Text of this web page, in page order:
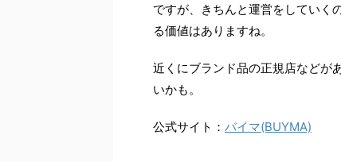
ですが、きちんと運営をしていく
る価値はありますね。
近くにブランド品の正規店などが
いかも。
公式サイト： バイマ(BUYMA)